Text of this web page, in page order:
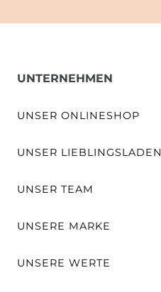
UNTERNEHMEN
UNSER ONLINESHOP
UNSER LIEBLINGSLADEN
UNSER TEAM
UNSERE MARKE
UNSERE WERTE